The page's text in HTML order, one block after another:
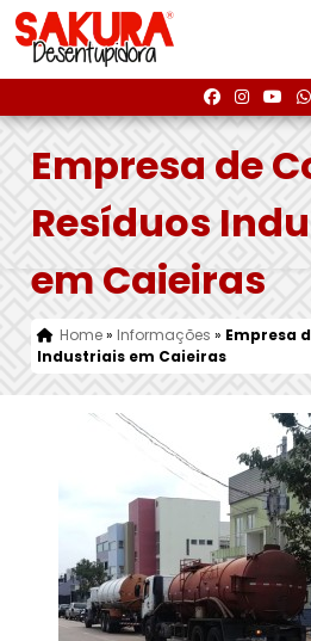
Empresa de
Resíduos
em Caieiras
Home» Informações » Empresa
Industriais em Caieiras